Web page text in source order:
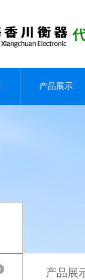
产品展示
产品展